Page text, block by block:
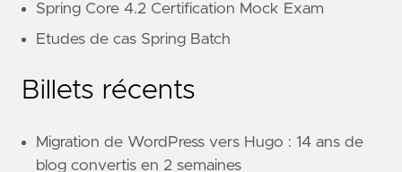
Spring Core 4.2 Certification Mock Exam
Etudes de cas Spring Batch
Billets récents
Migration de WordPress vers Hugo : 14 ans de
blog convertis en 2 semaines